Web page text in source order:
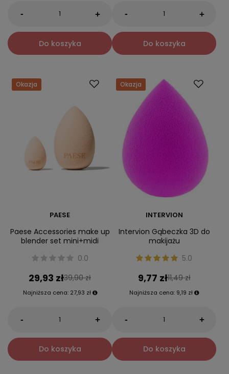
- +
Do koszyka
- +
Do koszyka
Okazja
PAESE
Paese Accessories make up
blender set mini+midi
0.0
29,93 zł39,90 zł
Najniższa cena: 27,93 zł
- +
Do koszyka
Okazja
INTERVION
Intervion Gąbeczka 3D do
makijażu
5.0
9,77 zł11,49 zł
Najniższa cena: 9,19 zł
- +
Do koszyka